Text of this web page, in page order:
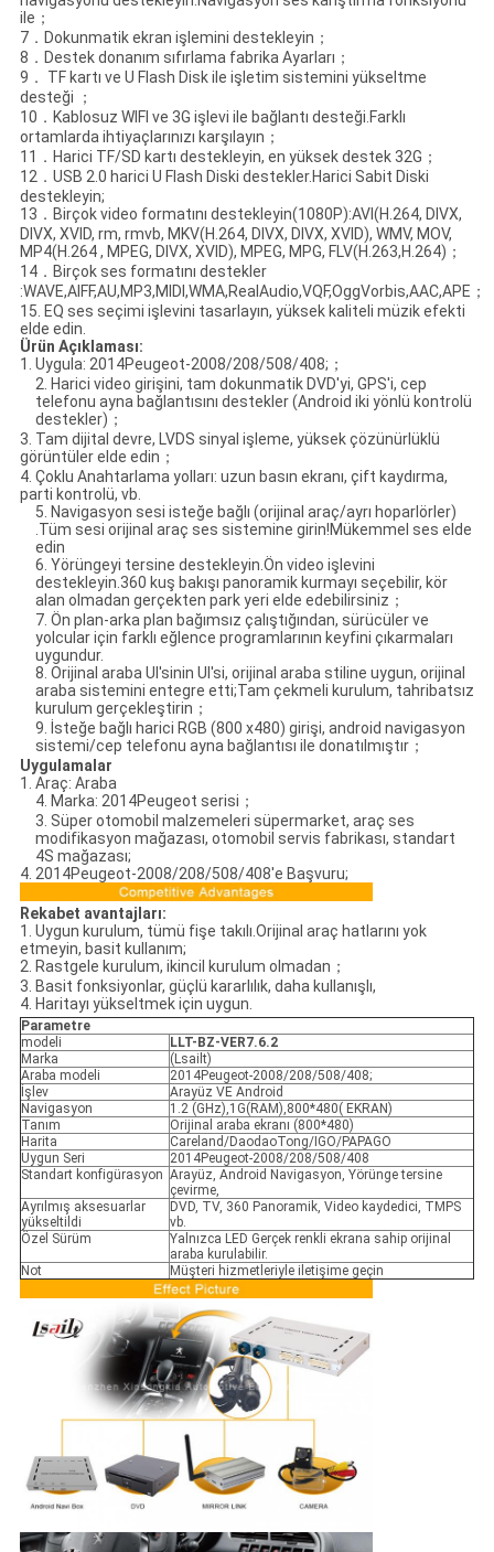
ile；
7．Dokunmatik ekran işlemini destekleyin；
8．Destek donanım sıfırlama fabrika Ayarları；
9． TF kartı ve U Flash Disk ile işletim sistemini yükseltme
desteği ；
10．Kablosuz WIFI ve 3G işlevi ile bağlantı desteği.Farklı
ortamlarda ihtiyaçlarınızı karşılayın；
11．Harici TF/SD kartı destekleyin, en yüksek destek 32G；
12．USB 2.0 harici U Flash Diski destekler.Harici Sabit Diski
destekleyin;
13．Birçok video formatını destekleyin(1080P):AVI(H.264, DIVX,
DIVX, XVID, rm, rmvb, MKV(H.264, DIVX, DIVX, XVID), WMV, MOV,
MP4(H.264 , MPEG, DIVX, XVID), MPEG, MPG, FLV(H.263,H.264)；
14．Birçok ses formatını destekler
:WAVE,AIFF,AU,MP3,MIDI,WMA,RealAudio,VQF,OggVorbis,AAC,APE；
15. EQ ses seçimi işlevini tasarlayın, yüksek kaliteli müzik efekti
elde edin.
Ürün Açıklaması:
1. Uygula: 2014Peugeot-2008/208/508/408;；
2. Harici video girişini, tam dokunmatik DVD'yi, GPS'i, cep
telefonu ayna bağlantısını destekler (Android iki yönlü kontrolü
destekler)；
3. Tam dijital devre, LVDS sinyal işleme, yüksek çözünürlüklü
görüntüler elde edin；
4. Çoklu Anahtarlama yolları: uzun basın ekranı, çift kaydırma,
parti kontrolü, vb.
5. Navigasyon sesi isteğe bağlı (orijinal araç/ayrı hoparlörler)
.Tüm sesi orijinal araç ses sistemine girin!Mükemmel ses elde
edin
6. Yörüngeyi tersine destekleyin.Ön video işlevini
destekleyin.360 kuş bakışı panoramik kurmayı seçebilir, kör
alan olmadan gerçekten park yeri elde edebilirsiniz；
7. Ön plan-arka plan bağımsız çalıştığından, sürücüler ve
yolcular için farklı eğlence programlarının keyfini çıkarmaları
uygundur.
8. Orijinal araba UI'sinin UI'si, orijinal araba stiline uygun, orijinal
araba sistemini entegre etti;Tam çekmeli kurulum, tahribatsız
kurulum gerçekleştirin；
9. İsteğe bağlı harici RGB (800 x480) girişi, android navigasyon
sistemi/cep telefonu ayna bağlantısı ile donatılmıştır；
Uygulamalar
1. Araç: Araba
4. Marka: 2014Peugeot serisi；
3. Süper otomobil malzemeleri süpermarket, araç ses
modifikasyon mağazası, otomobil servis fabrikası, standart
4S mağazası;
4. 2014Peugeot-2008/208/508/408'e Başvuru;
Rekabet avantajları:
1. Uygun kurulum, tümü fişe takılı.Orijinal araç hatlarını yok
etmeyin, basit kullanım;
2. Rastgele kurulum, ikincil kurulum olmadan；
3. Basit fonksiyonlar, güçlü kararlılık, daha kullanışlı,
4. Haritayı yükseltmek için uygun.
Parametre
modeli
LLT-BZ-VER7.6.2
Marka
(Lsailt)
Araba modeli
2014Peugeot-2008/208/508/408;
İşlev
Arayüz VE Android
Navigasyon
1.2 (GHz),1G(RAM),800*480( EKRAN)
Tanım
Orijinal araba ekranı (800*480)
Harita
Careland/DaodaoTong/IGO/PAPAGO
Uygun Seri
2014Peugeot-2008/208/508/408
Standart konfigürasyon Arayüz, Android Navigasyon, Yörünge tersine
çevirme,
Ayrılmış aksesuarlar
yükseltildi
DVD, TV, 360 Panoramik, Video kaydedici, TMPS
vb.
Özel Sürüm
Yalnızca LED Gerçek renkli ekrana sahip orijinal
araba kurulabilir.
Not
Müşteri hizmetleriyle iletişime geçin